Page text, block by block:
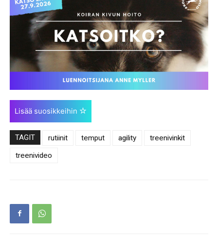
Lisää suosikkeihin
TAGIT rutiinit temput agility
treenivinkit
treenivideo